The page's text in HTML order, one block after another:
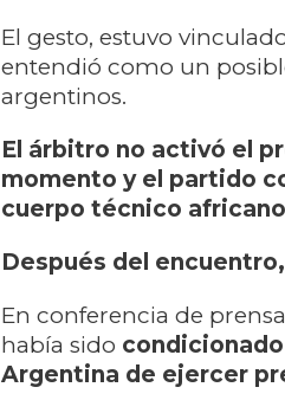
El gesto, estuvo
entendió como un
argentinos.
El árbitro no activó el
momento y el partido
cuerpo técnico
Después del
En conferencia de
había sido
Argentina de ejercer